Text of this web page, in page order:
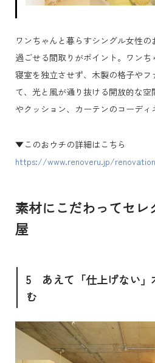
ワンちゃんと暮らすシングル女性
過ごせる間取りがポイント。ワンち
寝室を独立させず、木製の格子や
て、光と風が通り抜ける開放的な
やクッション、カーテンのコーディ
▼このおウチの詳細はこちら
https://www.renoveru.jp/
素材にこだわってセ
屋
5 あえて「仕上げない」
む